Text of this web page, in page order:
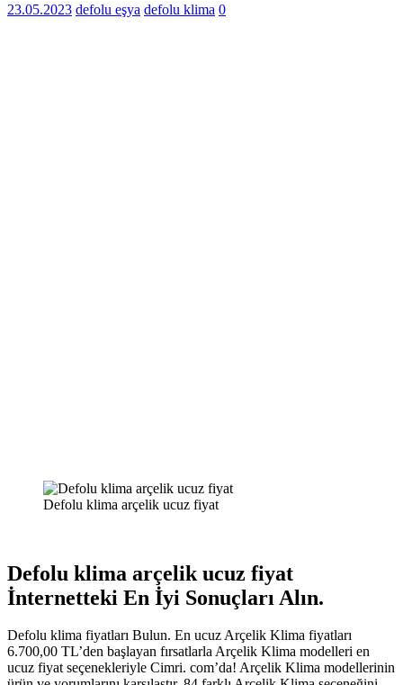
23.05.2023 defolu eşya defolu klima 0
Defolu klima arçelik ucuz fiyat
Defolu klima arçelik ucuz fiyat
İnternetteki En İyi Sonuçları Alın.
Defolu klima fiyatları Bulun. En ucuz Arçelik Klima fiyatları
6.700,00 TL’den başlayan fırsatlarla Arçelik Klima modelleri en
ucuz fiyat seçenekleriyle Cimri. com’da! Arçelik Klima modellerinin